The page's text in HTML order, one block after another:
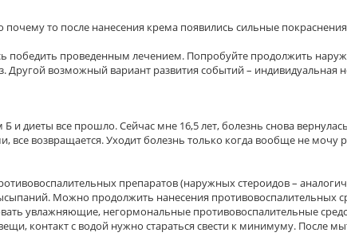
почему то после нанесения крема появились сильные
победить проведенным лечением. Попробуйте продолжить
возможный вариант развития событий – индивидуальная
и диеты все прошло. Сейчас мне 16,5 лет, болезнь снова
возвращается. Уходит болезнь только когда вообще не мочу
препаратов (наружных стероидов –
Можно продолжить нанесения противовоспалительных
увлажняющие, негормональные противовоспалительные
контакт с водой нужно стараться свести к минимуму. После